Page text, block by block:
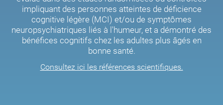
impliquant des personnes atteintes de déficience
cognitive légère (MCI) et/ou de symptômes
neuropsychiatriques liés à l'humeur, et a démontré des
bénéfices cognitifs chez les adultes plus âgés en
bonne santé.
Consultez ici les références scientifiques.